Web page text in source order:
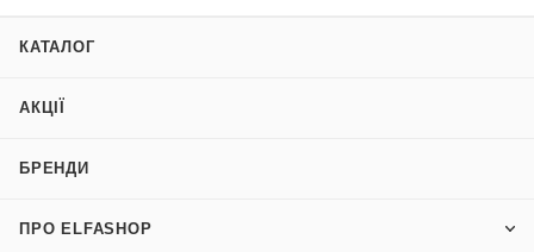
КАТАЛОГ
АКЦІЇ
БРЕНДИ
ПРО ELFASHOP